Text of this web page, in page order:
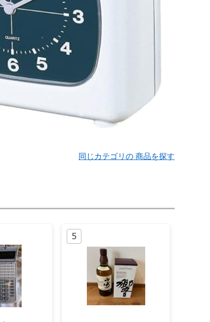
同じカテゴリの 商品を探す